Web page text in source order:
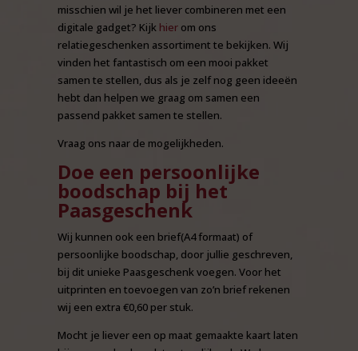
misschien wil je het liever combineren met een
digitale gadget? Kijk hier om ons
relatiegeschenken assortiment te bekijken. Wij
vinden het fantastisch om een mooi pakket
samen te stellen, dus als je zelf nog geen ideeën
hebt dan helpen we graag om samen een
passend pakket samen te stellen.
Vraag ons naar de mogelijkheden.
Doe een persoonlijke
boodschap bij het
Paasgeschenk
Wij kunnen ook een brief(A4 formaat) of
persoonlijke boodschap, door jullie geschreven,
bij dit unieke Paasgeschenk voegen. Voor het
uitprinten en toevoegen van zo’n brief rekenen
wij een extra €0,60 per stuk.
Mocht je liever een op maat gemaakte kaart laten